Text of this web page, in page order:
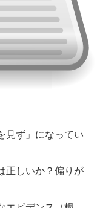
見ず」になってい
正しいか？偏りが